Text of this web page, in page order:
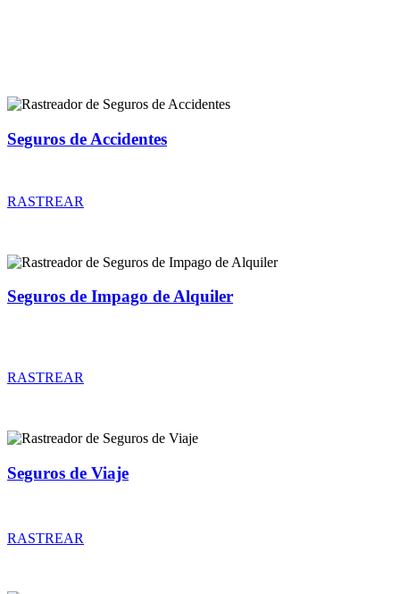
Seguros de Accidentes
RASTREAR
Seguros de Impago de Alquiler
RASTREAR
Seguros de Viaje
RASTREAR